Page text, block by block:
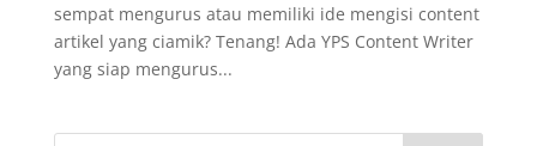
sempat mengurus atau memiliki ide mengisi content
artikel yang ciamik? Tenang! Ada YPS Content Writer
yang siap mengurus...